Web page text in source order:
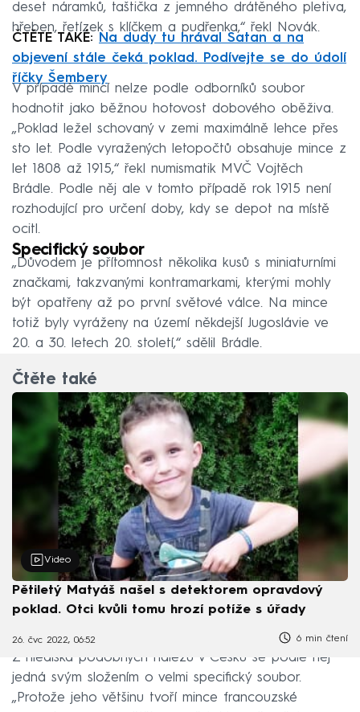
deset náramků, taštička z jemného drátěného pletiva,
hřeben, řetízek s klíčkem a pudřenka,“ řekl Novák.
ČTĚTE TAKÉ:
Na dudy tu hrával Satan a na
objevení stále čeká poklad. Podívejte se do údolí
říčky Šembery
V případě mincí nelze podle odborníků soubor
hodnotit jako běžnou hotovost dobového oběživa.
„Poklad ležel schovaný v zemi maximálně lehce přes
sto let. Podle vyražených letopočtů obsahuje mince z
let 1808 až 1915,“ řekl numismatik MVČ Vojtěch
Brádle. Podle něj ale v tomto případě rok 1915 není
rozhodující pro určení doby, kdy se depot na místě
ocitl.
Specifický soubor
„Důvodem je přítomnost několika kusů s miniaturními
značkami, takzvanými kontramarkami, kterými mohly
být opatřeny až po první světové válce. Na mince
totiž byly vyráženy na území někdejší Jugoslávie ve
20. a 30. letech 20. století,“ sdělil Brádle.
Čtěte také
Video
Pětiletý Matyáš našel s detektorem opravdový
poklad. Otci kvůli tomu hrozí potíže s úřady
26. čvc 2022, 06:52 6 min čtení
Z hlediska podobných nálezů v Česku se podle něj
jedná svým složením o velmi specifický soubor.
„Protože jeho většinu tvoří mince francouzské